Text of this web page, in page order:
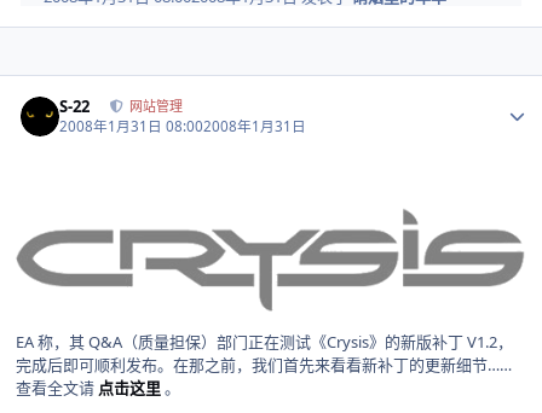
S-22 网站管理
2008年1月31日 08:002008年1月31日
EA 称，其 Q&A（质量担保）部门正在测试《Crysis》的新版补丁 V1.2，
完成后即可顺利发布。在那之前，我们首先来看看新补丁的更新细节……
查看全文请 点击这里。